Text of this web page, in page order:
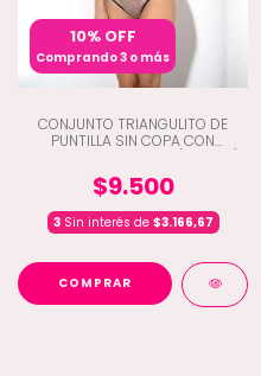
10% OFF
Comprando 3 o más
CONJUNTO TRIANGULITO DE
PUNTILLA SIN COPA CON
$9.500
3Sin interés de $3.166,67
COMPRAR